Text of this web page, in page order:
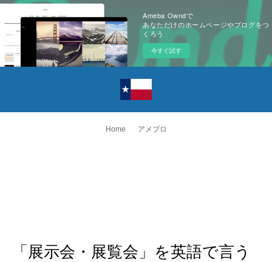
Ameba Owndで
あなただけのホームページやブログをつ
くろう
今すぐ試す
Home アメブロ
「展示会・展覧会」を英語で言う